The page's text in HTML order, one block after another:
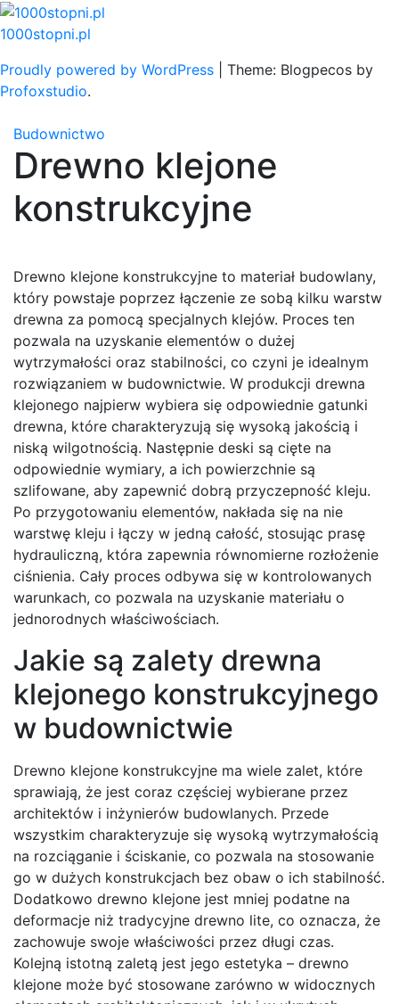
Skip
to
1000stopni.pl
Proudly powered by WordPress
Theme: Blogpecos by
Profoxstudio.
Budownictwo
Drewno klejone
konstrukcyjne
Drewno klejone konstrukcyjne to materiał budowlany,
który powstaje poprzez łączenie ze sobą kilku warstw
drewna za pomocą specjalnych klejów. Proces ten
pozwala na uzyskanie elementów o dużej
wytrzymałości oraz stabilności, co czyni je idealnym
rozwiązaniem w budownictwie. W produkcji drewna
klejonego najpierw wybiera się odpowiednie gatunki
drewna, które charakteryzują się wysoką jakością i
niską wilgotnością. Następnie deski są cięte na
odpowiednie wymiary, a ich powierzchnie są
szlifowane, aby zapewnić dobrą przyczepność kleju.
Po przygotowaniu elementów, nakłada się na nie
warstwę kleju i łączy w jedną całość, stosując prasę
hydrauliczną, która zapewnia równomierne rozłożenie
ciśnienia. Cały proces odbywa się w kontrolowanych
warunkach, co pozwala na uzyskanie materiału o
jednorodnych właściwościach.
Jakie są zalety drewna
klejonego konstrukcyjnego
w budownictwie
Drewno klejone konstrukcyjne ma wiele zalet, które
sprawiają, że jest coraz częściej wybierane przez
architektów i inżynierów budowlanych. Przede
wszystkim charakteryzuje się wysoką wytrzymałością
na rozciąganie i ściskanie, co pozwala na stosowanie
go w dużych konstrukcjach bez obaw o ich stabilność.
Dodatkowo drewno klejone jest mniej podatne na
deformacje niż tradycyjne drewno lite, co oznacza, że
zachowuje swoje właściwości przez długi czas.
Kolejną istotną zaletą jest jego estetyka – drewno
klejone może być stosowane zarówno w widocznych